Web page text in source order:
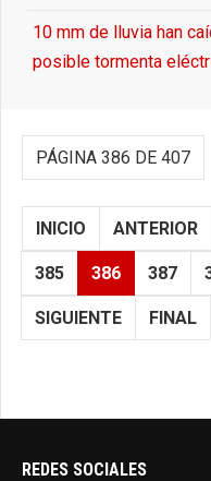
10 mm de lluvia han
posible tormenta
PÁGINA 386 DE 407
INICIO ANTERIOR
385 386 387
SIGUIENTE FINAL
REDES SOCIALES